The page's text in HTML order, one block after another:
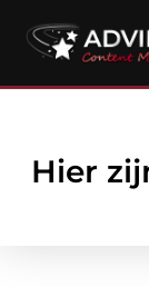
Hier